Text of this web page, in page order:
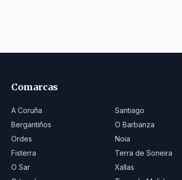
Comarcas
A Coruña Santiago
Bergantiños
O Barbanza
Ordes
Noia
Fisterra
Terra de Soneira
O Sar
Xallas